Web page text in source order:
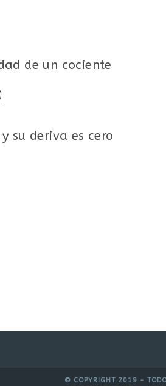
de un cociente
su deriva es cero
© COPYRIGHT 2019 -